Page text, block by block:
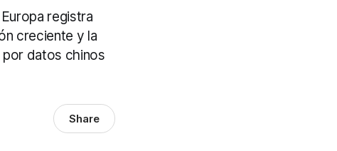
registra
creciente y la
por datos chinos
Share